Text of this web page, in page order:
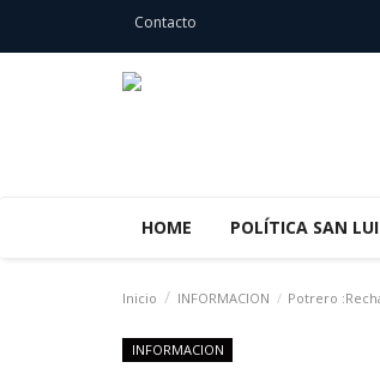
Contacto
HOME POLÍTICA SAN
Inicio INFORMACION Potrero
INFORMACION